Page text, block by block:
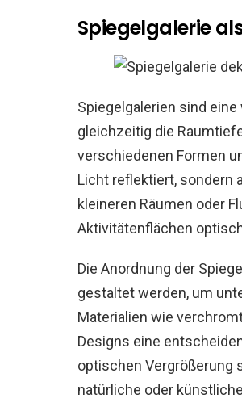
Spiegelgalerie
Spiegelgalerien sind
gleichzeitig die
verschiedenen Formen
Licht reflektiert, sondern
kleineren Räumen oder
Aktivitätenflächen
Die Anordnung der
gestaltet werden, um
Materialien wie
Designs eine
optischen Vergrößerung
natürliche oder